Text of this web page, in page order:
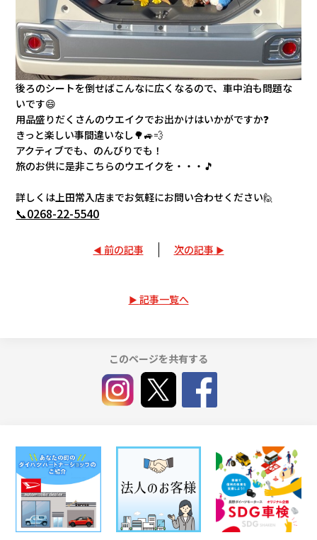
後ろのシートを倒せばこんなに広くなるので、車中泊も問題な
いです😄
用品盛りだくさんのウエイクでお出かけはいかがですか❓
きっと楽しい事間違いなし🌳🚙💨
アクティブでも、のんびりでも！
旅のお供に是非こちらのウエイクを・・・🎵
詳しくは上田常入店までお気軽にお問い合わせください🙋
📞0268-22-5540
前の記事 次の記事
記事一覧へ
このページを共有する